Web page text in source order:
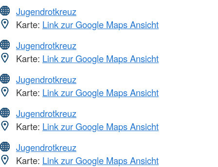
Jugendrotkreuz
Karte: Link zur Google Maps Ansicht
Jugendrotkreuz
Karte: Link zur Google Maps Ansicht
Jugendrotkreuz
Karte: Link zur Google Maps Ansicht
Jugendrotkreuz
Karte: Link zur Google Maps Ansicht
Jugendrotkreuz
Karte: Link zur Google Maps Ansicht